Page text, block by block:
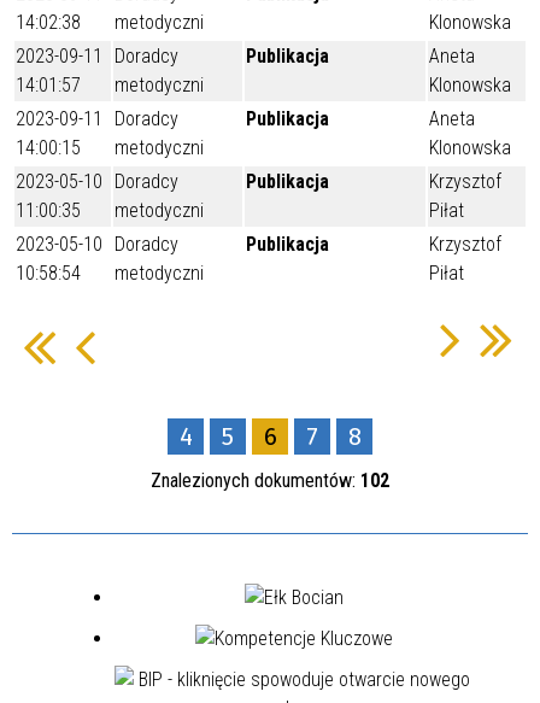
14:02:38
metodyczni
Klonowska
2023-09-11
14:01:57
Doradcy
metodyczni
Publikacja
Aneta
Klonowska
2023-09-11
14:00:15
Doradcy
metodyczni
Publikacja
Aneta
Klonowska
2023-05-10
11:00:35
Doradcy
metodyczni
Publikacja
Krzysztof
Piłat
2023-05-10
10:58:54
Doradcy
metodyczni
Publikacja
Krzysztof
Piłat
4 5 6 7 8
Znalezionych dokumentów: 102